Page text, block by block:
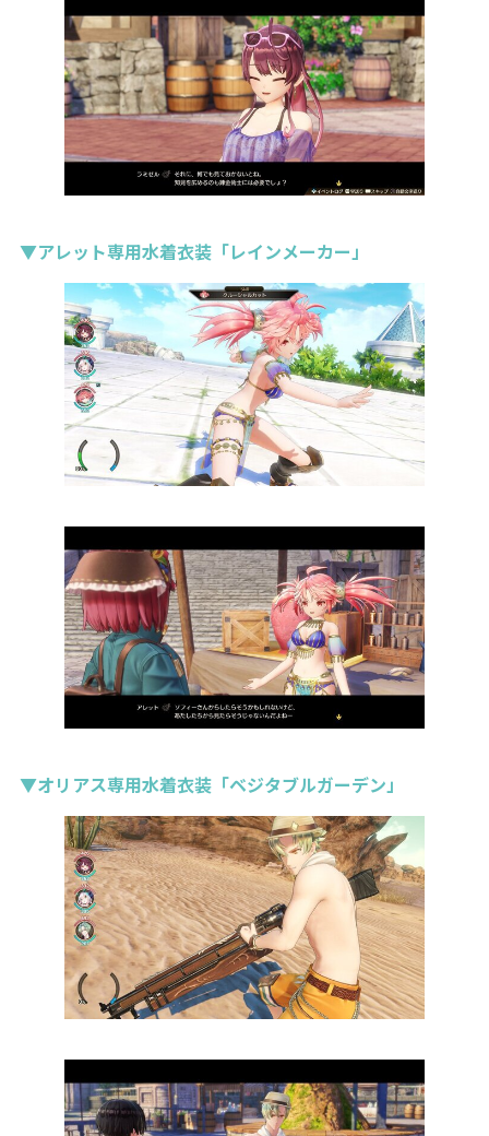
▼アレット専用水着衣装「レインメーカー」
▼オリアス専用水着衣装「ベジタブルガーデン」